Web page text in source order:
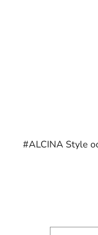
#ALCINA Style